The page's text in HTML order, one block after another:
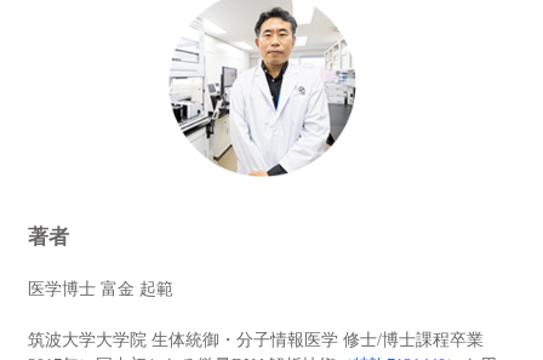
著者
医学博士 富金 起範
筑波大学大学院 生体統御・分子情報医学 修士/博士課程卒業